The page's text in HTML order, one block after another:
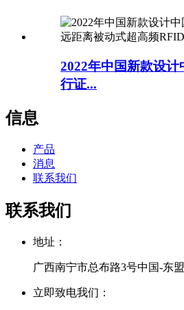
2022年中国新款设计
行证...
信息
产品
消息
联系我们
联系我们
地址：
广西南宁市总布路3号中国-东
立即致电我们：